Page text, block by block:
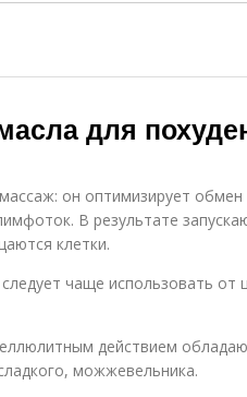
для
он оптимизирует обмен
В результате
клетки.
чаще использовать от
действием
можжевельника.